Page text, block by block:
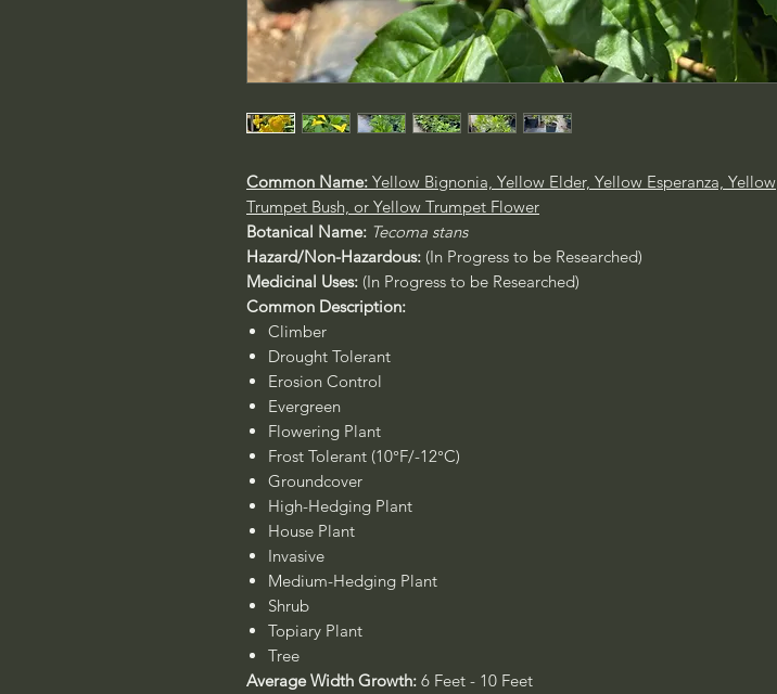
Common Name: Yellow Bignonia, Yellow Elder, Yellow Esperanza, Yellow
Trumpet Bush, or Yellow Trumpet Flower
Botanical Name: Tecoma stans
Hazard/Non-Hazardous: (In Progress to be Researched)
Medicinal Uses: (In Progress to be Researched)
Common Description:
Climber
Drought Tolerant
Erosion Control
Evergreen
Flowering Plant
Frost Tolerant (10°F/-12°C)
Groundcover
High-Hedging Plant
House Plant
Invasive
Medium-Hedging Plant
Shrub
Topiary Plant
Tree
Average Width Growth: 6 Feet - 10 Feet